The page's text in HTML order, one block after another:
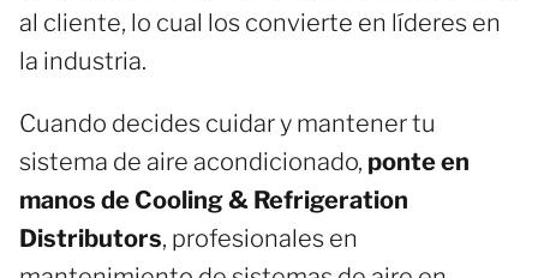
al cliente, lo cual los convierte en líderes en
la industria.
Cuando decides cuidar y mantener tu
sistema de aire acondicionado, ponte en
manos de Cooling & Refrigeration
Distributors, profesionales en